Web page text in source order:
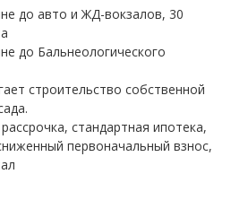
до авто и ЖД-вокзалов, 30
до Бальнеологического
строительство собственной
стандартная ипотека,
первоначальный взнос,